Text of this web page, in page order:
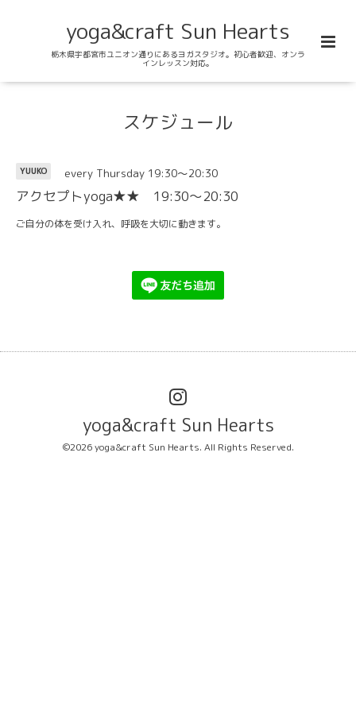
yoga&craft Sun Hearts
栃木県宇都宮市ユニオン通りにあるヨガスタジオ。初心者歓迎、オンラ
インレッスン対応。
スケジュール
YUUKO every Thursday 19:30～20:30
アクセプトyoga★★ 19:30～20:30
ご自分の体を受け入れ、呼吸を大切に動きます。
yoga&craft Sun Hearts
©2026yoga&craft Sun Hearts. All Rights Reserved.